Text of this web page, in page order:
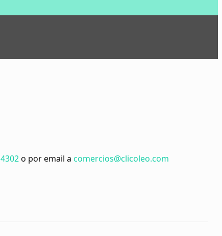
o por email a comercios@clicoleo.com